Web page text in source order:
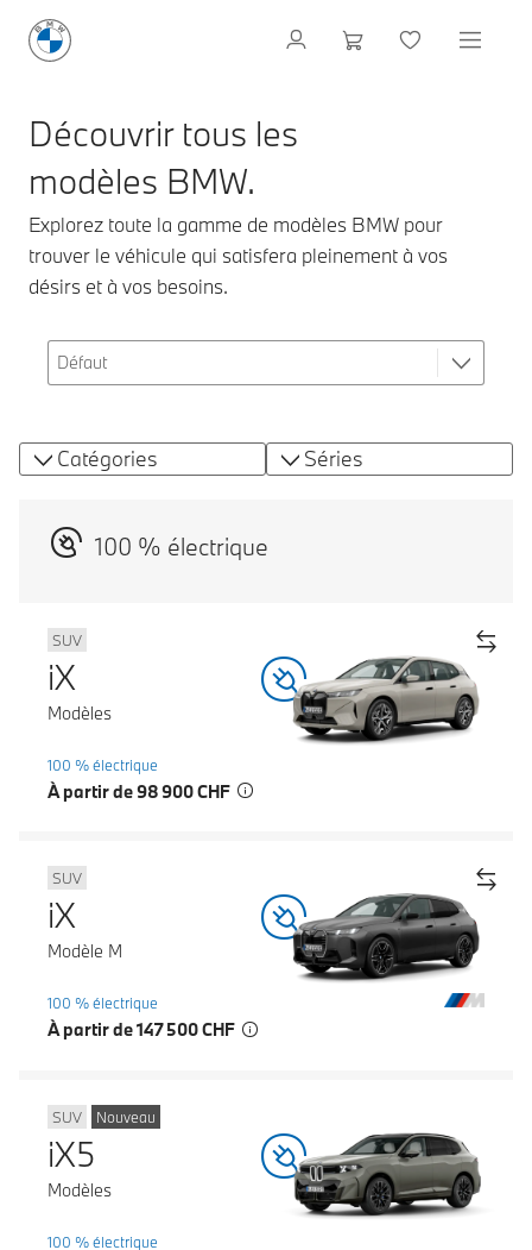
Découvrir tous les
modèles BMW.
Explorez toute la gamme de modèles BMW pour
trouver le véhicule qui satisfera pleinement à vos
désirs et à vos besoins.
Catégories Séries
100 % électrique
SUV
iX
Modèles
100 % électrique
À partir de 98 900 CHF
SUV
iX
Modèle M
100 % électrique
À partir de 147 500 CHF
SUV Nouveau
iX5
Modèles
100 % électrique